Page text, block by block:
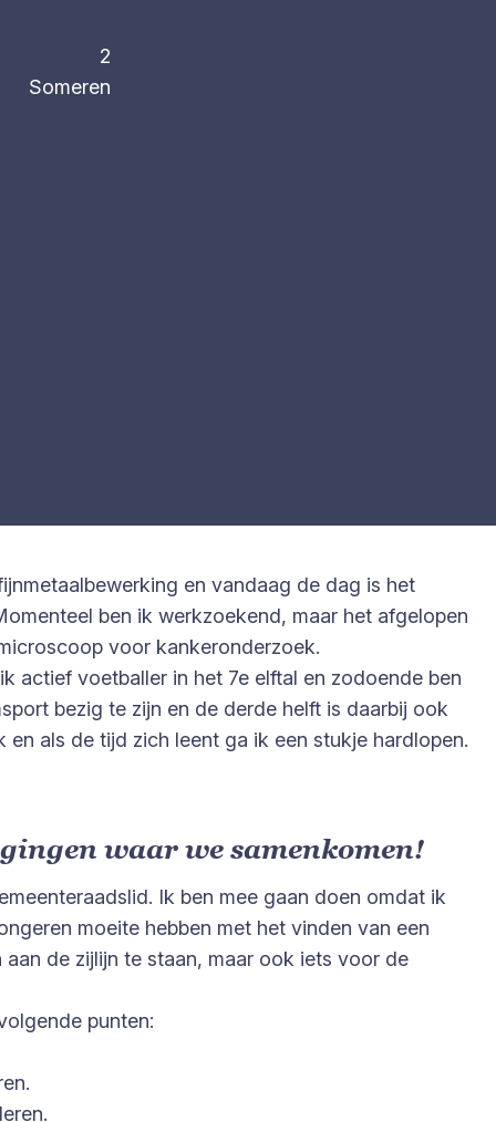
2
Someren
en vandaag de dag is het
ben ik werkzoekend, maar het afgelopen
voor kankeronderzoek.
actief voetballer in het 7e elftal en zodoende ben
bezig te zijn en de derde helft is daarbij ook
als de tijd zich leent ga ik een stukje hardlopen.
waar we samenkomen!
Ik ben mee gaan doen omdat ik
moeite hebben met het vinden van een
de zijlijn te staan, maar ook iets voor de
punten: